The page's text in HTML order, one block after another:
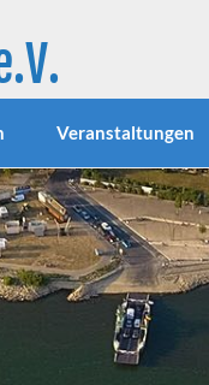
im
rund um den
Veranstaltungen